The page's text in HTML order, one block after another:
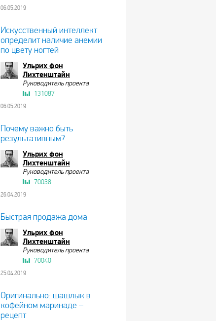
06.05.2019
Искусственный интеллект
определит наличие анемии
по цвету ногтей
Ульрих фон
Лихтенштайн
Руководитель проекта
131087
06.05.2019
Почему важно быть
результативным?
Ульрих фон
Лихтенштайн
Руководитель проекта
70038
26.04.2019
Быстрая продажа дома
Ульрих фон
Лихтенштайн
Руководитель проекта
70040
25.04.2019
Оригинально: шашлык в
кофейном маринаде –
рецепт